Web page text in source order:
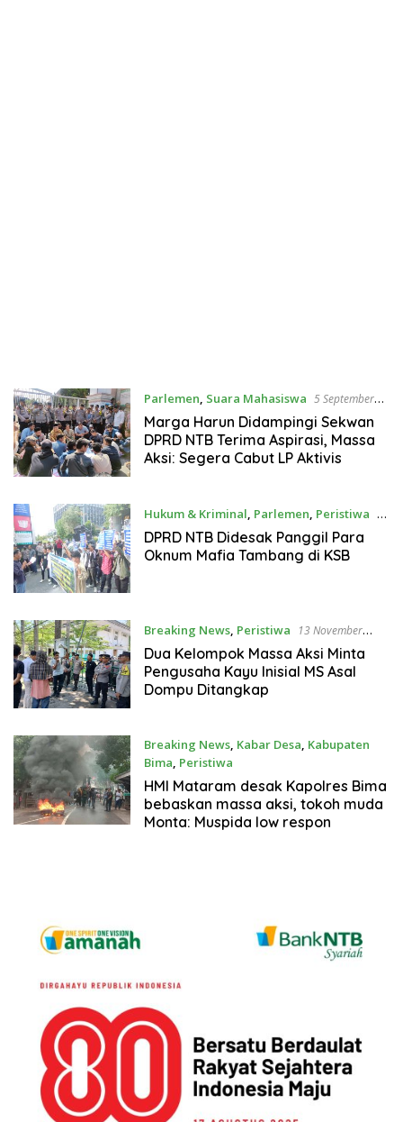
Parlemen, Suara Mahasiswa 5 September
2024
Marga Harun Didampingi Sekwan
DPRD NTB Terima Aspirasi, Massa
Aksi: Segera Cabut LP Aktivis
Hukum & Kriminal, Parlemen, Peristiwa 14
Juni 2024
DPRD NTB Didesak Panggil Para
Oknum Mafia Tambang di KSB
Breaking News, Peristiwa
13 November
2023
Dua Kelompok Massa Aksi Minta
Pengusaha Kayu Inisial MS Asal
Dompu Ditangkap
Breaking News, Kabar Desa, Kabupaten
Bima, Peristiwa
12 Mei 2022
HMI Mataram desak Kapolres Bima
bebaskan massa aksi, tokoh muda
Monta: Muspida low respon